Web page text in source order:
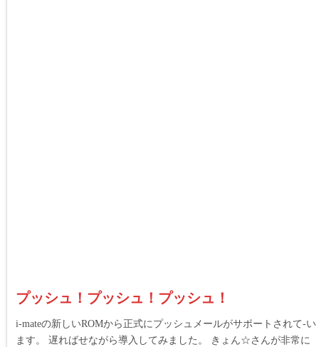
プッシュ！プッシュ！プッシュ！
i-mateの新しいROMから正式にプッシュメールがサポートされて-い
ます。 遅ればせながら導入してみました。 きょん☆さんが非常に